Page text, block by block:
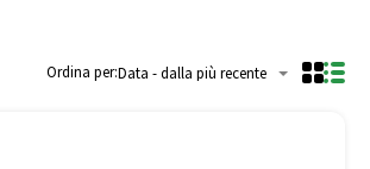
Ordina per:Data - dalla più recente